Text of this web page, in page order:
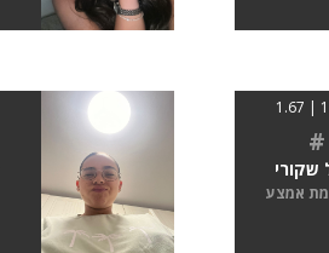
#
שקורי
אמצע